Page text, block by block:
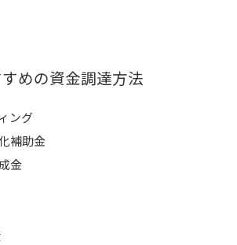
めの資金調達方法
ング
補助金
金